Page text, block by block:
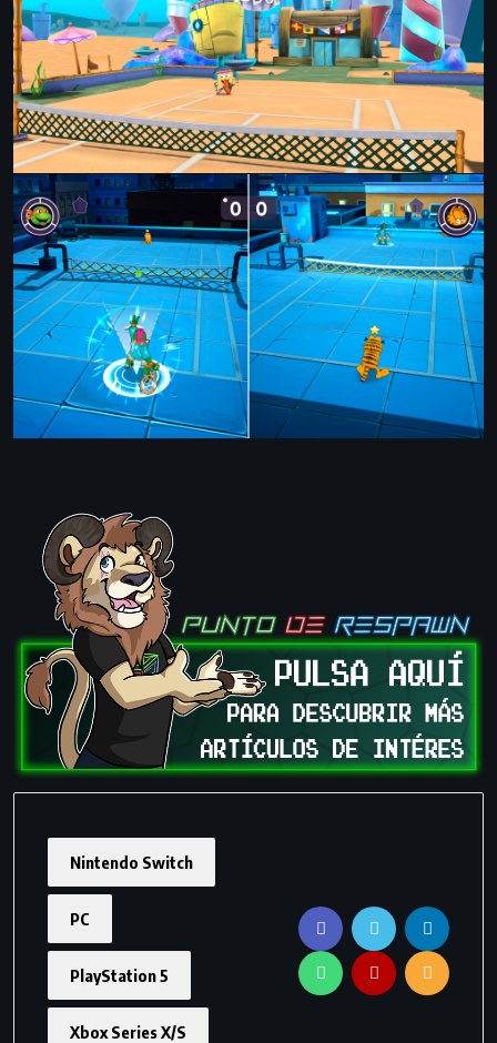
Nintendo Switch
PC
PlayStation 5
Xbox Series X/S